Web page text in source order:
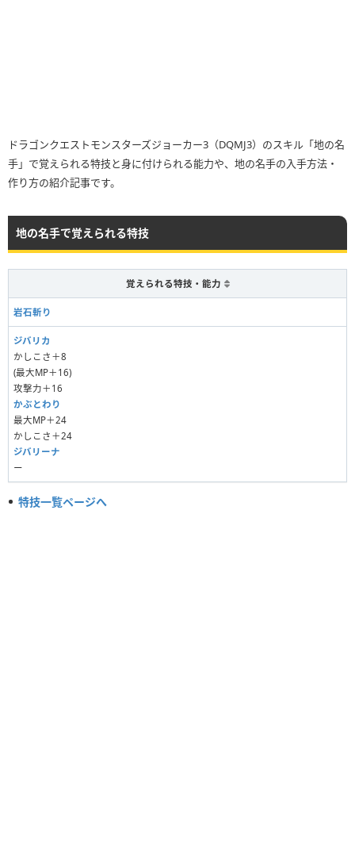
ドラゴンクエストモンスターズジョーカー3（DQMJ3）のスキル「地の名
手」で覚えられる特技と身に付けられる能力や、地の名手の入手方法・
作り方の紹介記事です。
地の名手で覚えられる特技
覚えられる特技・能力
岩石斬り
ジバリカ
かしこさ＋8
(最大MP＋16)
攻撃力＋16
かぶとわり
最大MP＋24
かしこさ＋24
ジバリーナ
ー
特技一覧ページへ